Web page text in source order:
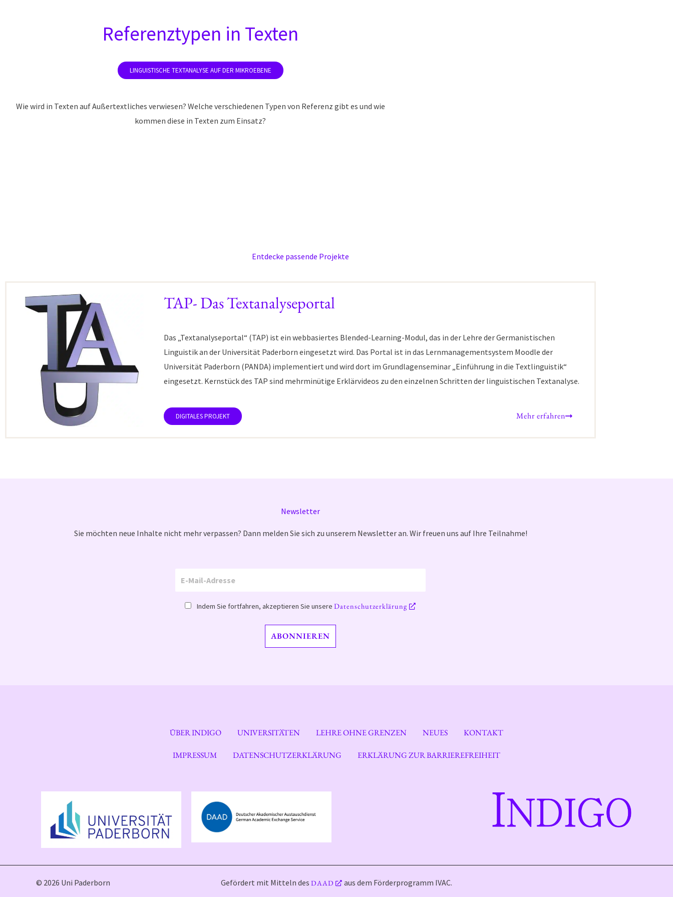
Referenztypen in Texten
Wie wird in Texten auf Außertextliches verwiesen? Welche verschiedenen Typen von Referenz gibt es und wie
kommen diese in Texten zum Einsatz?
Entdecke passende Projekte
TAP- Das Textanalyseportal
Das „Textanalyseportal“ (TAP) ist ein webbasiertes Blended-Learning-Modul, das in der Lehre der Germanistischen
Linguistik an der Universität Paderborn eingesetzt wird. Das Portal ist in das Lernmanagementsystem Moodle der
Universität Paderborn (PANDA) implementiert und wird dort im Grundlagenseminar „Einführung in die Textlinguistik“
eingesetzt. Kernstück des TAP sind mehrminütige Erklärvideos zu den einzelnen Schritten der linguistischen Textanalyse.
Mehr erfahren
Newsletter
Sie möchten neue Inhalte nicht mehr verpassen? Dann melden Sie sich zu unserem Newsletter an. Wir freuen uns auf Ihre Teilnahme!
Indem Sie fortfahren, akzeptieren Sie unsereDatenschutzerklärung
ÜBER INDIGO UNIVERSITÄTEN LEHRE OHNE GRENZEN NEUES KONTAKT
IMPRESSUM DATENSCHUTZERKLÄRUNG ERKLÄRUNG ZUR BARRIEREFREIHEIT
© 2026 Uni Paderborn Gefördert mit Mitteln des DAAD aus dem Förderprogramm IVAC.